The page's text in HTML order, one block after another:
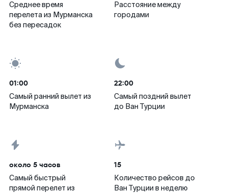
Среднее время
перелета из Мурманска
без пересадок
Расстояние между
городами
01:00
Самый ранний вылет из
Мурманска
22:00
Самый поздний вылет
до Ван Турции
около 5 часов
Самый быстрый
прямой перелет из
15
Количество рейсов до
Ван Турции в неделю